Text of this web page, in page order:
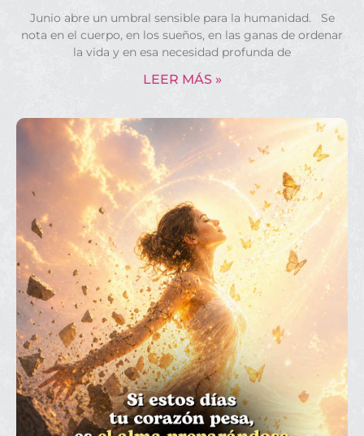
Junio abre un umbral sensible para la humanidad. Se
nota en el cuerpo, en los sueños, en las ganas de ordenar
la vida y en esa necesidad profunda de
LEER MÁS »